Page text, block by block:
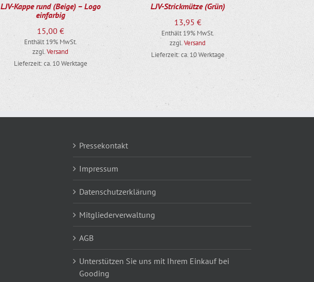
LJV-Kappe rund (Beige) – Logo
einfarbig
15,00 €
Enthält 19% MwSt.
zzgl.Versand
Lieferzeit: ca. 10 Werktage
LJV-Strickmütze (Grün)
13,95 €
Enthält 19% MwSt.
zzgl.Versand
Lieferzeit: ca. 10 Werktage
Pressekontakt
Impressum
Datenschutzerklärung
Mitgliederverwaltung
AGB
Unterstützen Sie uns mit Ihrem Einkauf bei
Gooding